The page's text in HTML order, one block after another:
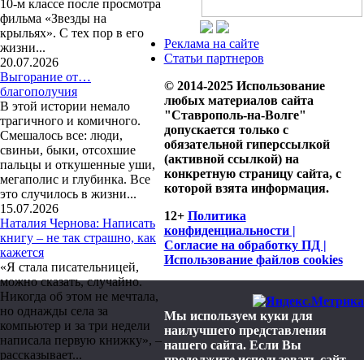
10-м классе после просмотра
фильма «Звезды на
крыльях». С тех пор в его
жизни...
20.07.2026
Выгорание от…
благополучия
В этой истории немало
трагичного и комичного.
Смешалось все: люди,
свиньи, быки, отсохшие
пальцы и откушенные уши,
мегаполис и глубинка. Все
это случилось в жизни...
15.07.2026
Наталия Чернова: Написать
книгу – не так страшно, как
кажется
«Я стала писательницей,
можно сказать, случайно.
Никогда об этом не мечтала,
но однажды села за
компьютер и за три недели
написала первую книжку», –
рассказывает...
Реклама на сайте
Статьи партнеров
© 2014-2025 Использование
любых материалов сайта
"Ставрополь-на-Волге"
допускается только с
обязательной гиперссылкой
(активной ссылкой) на
конкретную страницу сайта, с
которой взята информация.
12+ Политика
конфиденциальности |
Согласие на обработку ПД |
Использование файлов cookies
Мы используем куки для
наилучшего представления
нашего сайта. Если Вы